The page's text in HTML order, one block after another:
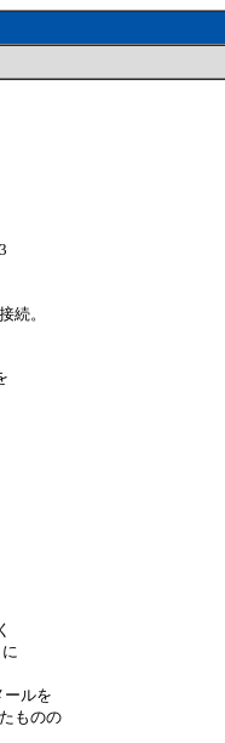
。
ールを
ものの